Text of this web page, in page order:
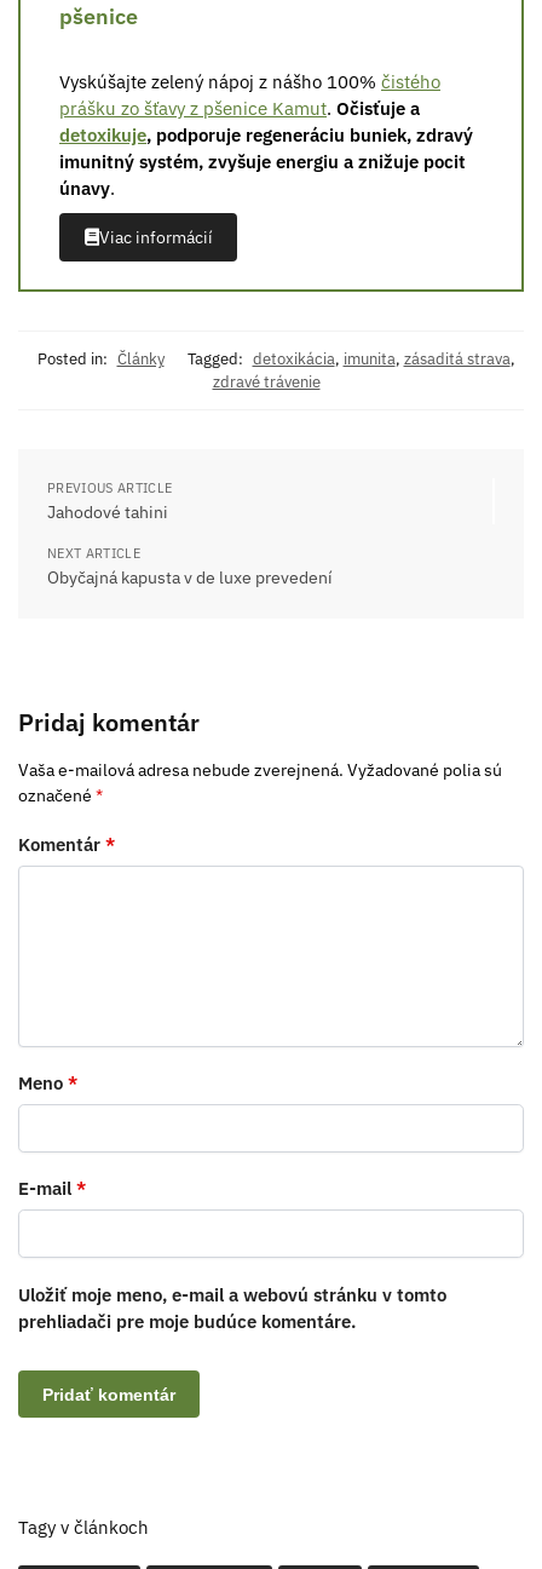
pšenice
Vyskúšajte zelený nápoj z nášho 100% čistého
prášku zo šťavy z pšenice Kamut. Očisťuje a
detoxikuje, podporuje regeneráciu buniek, zdravý
imunitný systém, zvyšuje energiu a znižuje pocit
únavy.
Viac informácií
Posted in: Články Tagged: detoxikácia, imunita, zásaditá strava,
zdravé trávenie
PREVIOUS ARTICLE
Jahodové tahini
NEXT ARTICLE
Obyčajná kapusta v de luxe prevedení
Pridaj komentár
Vaša e-mailová adresa nebude zverejnená. Vyžadované polia sú
označené *
Komentár *
Meno *
E-mail *
Uložiť moje meno, e-mail a webovú stránku v tomto
prehliadači pre moje budúce komentáre.
Tagy v článkoch